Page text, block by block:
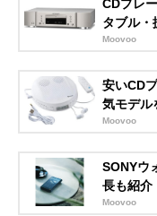
コイ
CDス
カセ
Amazonで見る
オー
590Z
Amazonで見る
オーム
CDプレ
タブル・
Moovoo
安いCD
気モデル
Moovoo
SONYウ
長も紹介
Moovoo